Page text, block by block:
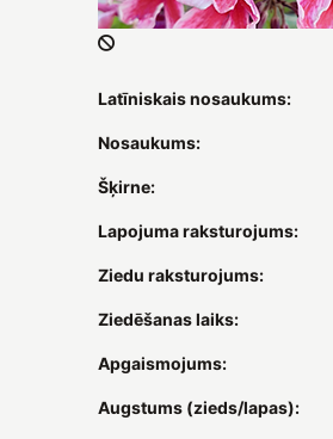
Latīniskais nosaukums:
Nosaukums:
Šķirne:
Lapojuma raksturojums:
Ziedu raksturojums:
Ziedēšanas laiks:
Apgaismojums:
Augstums (zieds/lapas):